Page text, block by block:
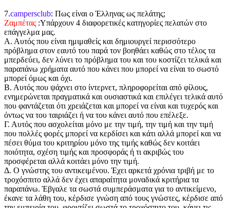
7.campersclub: Πως είναι ο Έλληνας ως πελάτης;
Ζαμπέτας :Υπάρχουν 4 διαφορετικές κατηγορίες πελατών στο
επάγγελμα μας.
Α. Αυτός που είναι ημιμαθείς και δημιουργεί περισσότερο
πρόβλημα στον εαυτό του παρά τον βοηθάει καθώς στο τέλος τα
μπερδεύει, δεν λύνει το πρόβλημα του και του κοστίζει τελικά και
παραπάνω χρήματα αυτό που κάνει που μπορεί να είναι το σωστό
μπορεί όμως και όχι.
Β. Αυτός που ψάχνει στο ίντερνετ, πληροφορείται από φίλους,
ενημερώνεται πραγματικά και ουσιαστικά και επιλέγει τελικά αυτό
που φαντάζεται ότι χρειάζεται και μπορεί να είναι και τυχερός και
όντως να του ταιριάζει ή να του κάνει αυτό που επέλεξε.
Γ. Αυτός που ασχολείται μόνο με την τιμή, την τιμή και την τιμή
που πολλές φορές μπορεί να κερδίσει και κάτι αλλά μπορεί και να
πέσει θύμα του κριτηρίου μόνο της τιμής καθώς δεν κοιτάει
ποιότητα, σχέση τιμής και προσφοράς ή τι ακριβώς του
προσφέρεται αλλά κοιτάει μόνο την τιμή.
Δ. Ο γνώστης του αντικειμένου. Έχει αρκετά χρόνια τριβή με το
τροχόσπιτο αλλά δεν έχει απαραίτητα μοναδικά κριτήρια τα
παραπάνω. Έβγαλε τα σωστά συμπεράσματα για το αντικείμενο,
έκανε τα λάθη του, κέρδισε γνώση από τους γνώστες, κέρδισε από